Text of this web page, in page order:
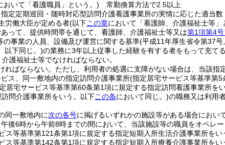
おいて「看護職員」という。) 常勤換算方法で2.5以上
定定期巡回・随時対応型訪問介護看護事業所の実情に応じた適当数
労働大臣が定める者(以下この章において「看護師、介護福祉士等」
って、提供時間帯を通じて、看護師、介護福祉士等又は第1項第4号
の事業の人員、設備及び運営に関する基準(平成11年厚生省令第37
以下同じ。)の業務に3年以上従事した経験を有する者をもって充て
護福祉士等でなければならない。
ばならない。 ただし、利用者の処遇に支障がない場合は、当該指
ス、同一敷地内の指定訪問介護事業所(指定居宅サービス等基準第
居宅サービス等基準第60条第1項に規定する指定訪問看護事業所を
問介護事業所をいう。以下この条において同じ。)の職務又は利用
同一敷地内に次の各号に掲げるいずれかの施設等がある場合におい
後6時から午前8時までの間において、当該施設等の職員をオペレー
ス等基準第121条第1項に規定する指定短期入所生活介護事業所をい
ス等基準第142条第1項に規定する指定短期入所療養介護事業所をい